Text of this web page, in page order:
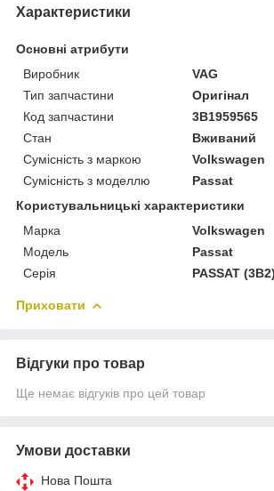
Характеристики
Основні атрибути
Виробник
VAG
Тип запчастини
Оригінал
Код запчастини
3B1959565
Стан
Вживаний
Сумісність з маркою
Volkswagen
Сумісність з моделлю
Passat
Користувальницькі характеристики
Марка
Volkswagen
Модель
Passat
Серія
PASSAT
Приховати
Відгуки про товар
Ще немає відгуків про цей товар
Умови доставки
Нова Пошта